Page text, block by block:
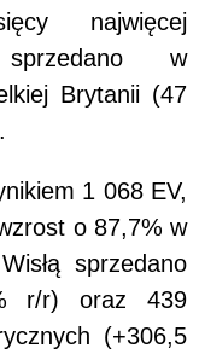
najwięcej
sprzedano w
Brytanii (47
1 068 EV,
o 87,7% w
sprzedano
r/r) oraz 439
(+306,5